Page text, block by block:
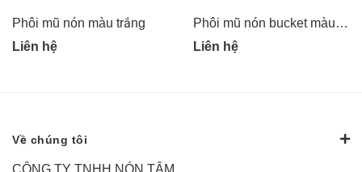
Phôi mũ nón màu trắng
Liên hệ
Phôi mũ nón bucket màu đen
Liên hệ
Về chúng tôi